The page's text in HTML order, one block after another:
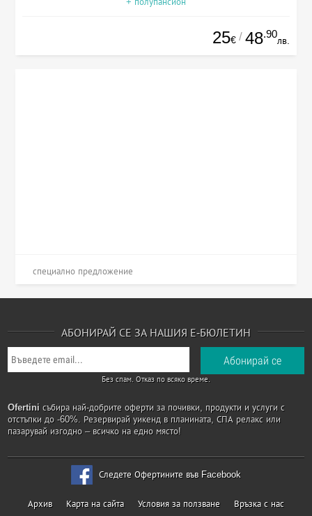
25€ / 48.90
лв.
специално предложение
АБОНИРАЙ СЕ ЗА НАШИЯ Е-БЮЛЕТИН
Без спам. Отказ по всяко време.
Ofertini събира най-добрите оферти за почивки, продукти и услуги с
отстъпки до -60%. Резервирай уикенд в планината, СПА релакс или
пазарувай изгодно – всичко на едно място!
Следете Офертините във Facebook
Архив Карта на сайта Условия за ползване Връзка с нас